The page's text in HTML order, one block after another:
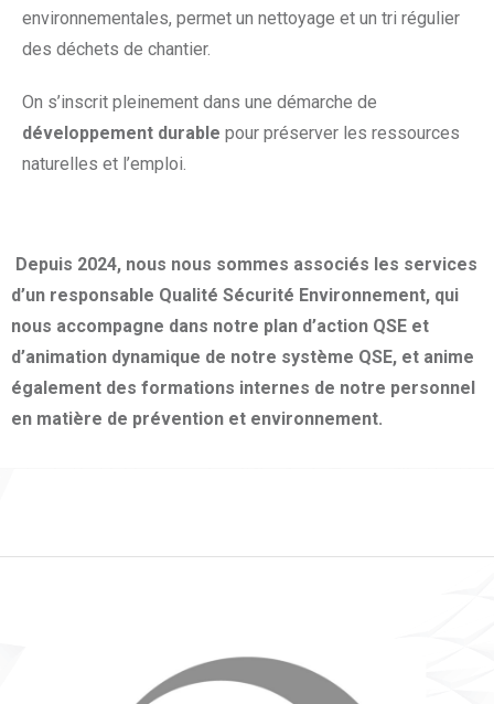
environnementales, permet un nettoyage et un tri régulier
des déchets de chantier.
On s’inscrit pleinement dans une démarche de
développement durable pour préserver les ressources
naturelles et l’emploi.
Depuis 2024, nous nous sommes associés les services
d’un responsable Qualité Sécurité Environnement, qui
nous accompagne dans notre plan d’action QSE et
d’animation dynamique de notre système QSE, et anime
également des formations internes de notre personnel
en matière de prévention et environnement.